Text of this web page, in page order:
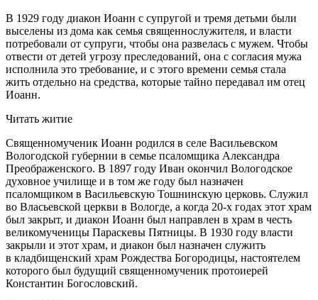
В 1929 году диакон Иоанн с супругой и тремя детьми были
выселены из дома как семья священнослужителя, и власти
потребовали от супруги, чтобы она развелась с мужем. Чтобы
отвести от детей угрозу преследований, она с согласия мужа
исполнила это требование, и с этого времени семья стала
жить отдельно на средства, которые тайно передавал им отец
Иоанн.
Читать житие
Священномученик Иоанн родился в селе Васильевском
Вологодской губернии в семье псаломщика Александра
Преображенского. В 1897 году Иван окончил Вологодское
духовное училище и в том же году был назначен
псаломщиком в Васильевскую Тошнинскую церковь. Служил
во Власьевской церкви в Вологде, а когда 20-х годах этот храм
был закрыт, и диакон Иоанн был направлен в храм в честь
великомученицы Параскевы Пятницы. В 1930 году власти
закрыли и этот храм, и диакон был назначен служить
в кладбищенский храм Рождества Богородицы, настоятелем
которого был будущий священномученик протоиерей
Константин Богословский.